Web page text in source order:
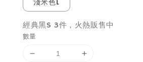
淺米色L
經典黑S 3件，火熱販售中
數量